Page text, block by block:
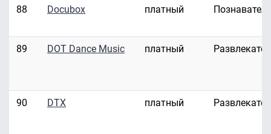
88 Docubox платный
89 DOT Dance Music платный
90 DTX платный